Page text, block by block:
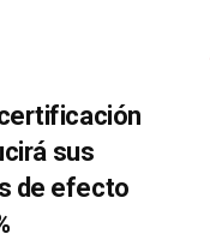
sus
de efecto